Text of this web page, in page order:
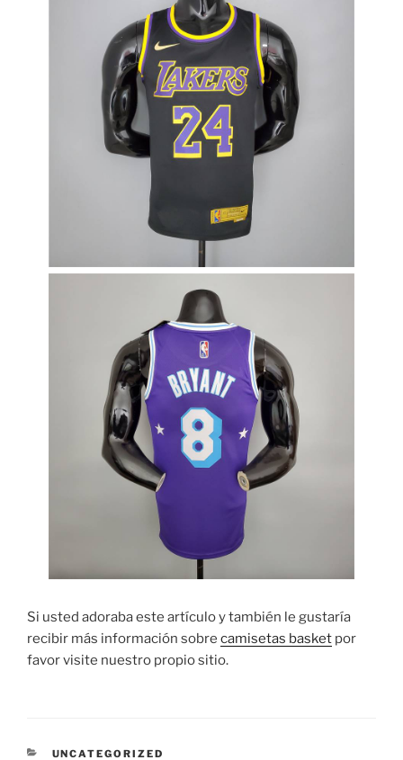
Si usted adoraba este artículo y también le gustaría
recibir más información sobre camisetas basket por
favor visite nuestro propio sitio.
CATEGORÍAS
UNCATEGORIZED